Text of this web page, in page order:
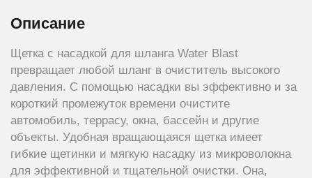
Описание
Щетка с насадкой для шланга Water Blast
превращает любой шланг в очиститель высокого
давления. С помощью насадки вы эффективно и за
короткий промежуток времени очистите
автомобиль, террасу, окна, бассейн и другие
объекты. Удобная вращающаяся щетка имеет
гибкие щетинки и мягкую насадку из микроволокна
для эффективной и тщательной очистки. Она,